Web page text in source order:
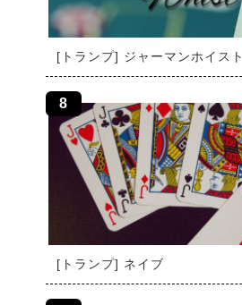
[トランプ] ジャーマンホイスト
[トランプ] ネイブ